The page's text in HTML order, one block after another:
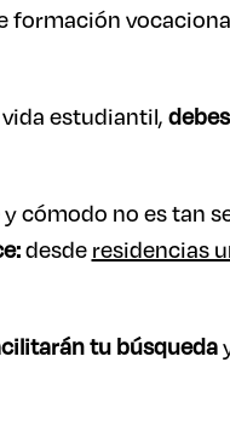
formación
estudiantil,
cómodo no es tan
desderesidencias
tu búsqueda